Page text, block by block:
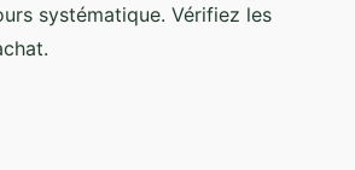
systématique. Vérifiez les